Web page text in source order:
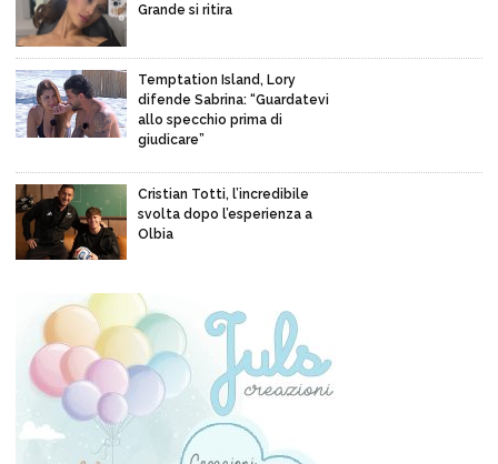
Grande si ritira
Temptation Island, Lory
difende Sabrina: “Guardatevi
allo specchio prima di
giudicare”
Cristian Totti, l’incredibile
svolta dopo l’esperienza a
Olbia